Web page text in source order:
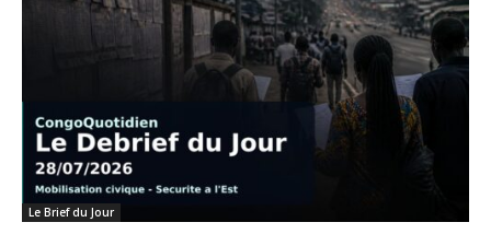
Le Brief du Jour